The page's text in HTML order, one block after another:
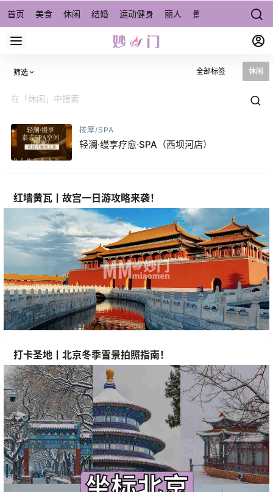
首页 美食 休闲 结婚 运动健身 丽人 景点/周边游 宠物
筛选 全部标签 休闲
按摩/SPA
轻澜·缦享疗愈·SPA（西坝河店）
红墙黄瓦丨故宫一日游攻略来袭！
打卡圣地丨北京冬季雪景拍照指南！